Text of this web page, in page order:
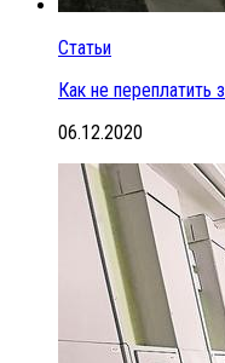
Статьи
Как не переплатить
06.12.2020